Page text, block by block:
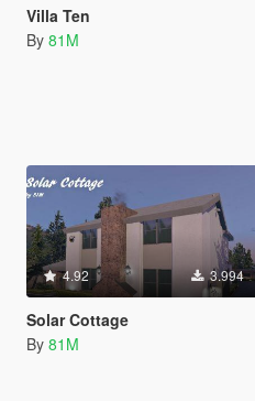
Villa Ten
By 81M
4.92 3.994
Solar Cottage
By 81M